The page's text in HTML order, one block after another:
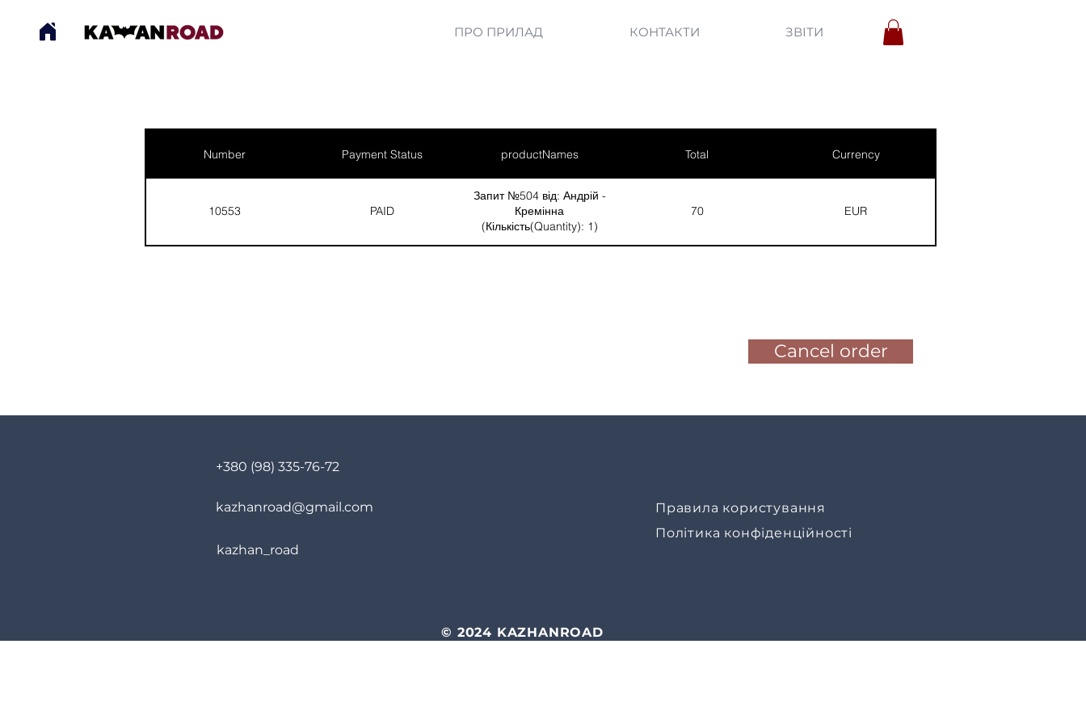
ПРО ПРИЛАД КОНТАКТИ ЗВІТИ
Number Payment Status productNames Total Currency
10553 PAID
Запит №504 від: Андрій -
Кремінна
(Кількість(Quantity): 1)
70 EUR
Cancel order
+380 (98) 335-76-72
kazhanroad@gmail.com
kazhan_road
Правила користування
Політика конфіденційності
© 2024 KAZHANROAD